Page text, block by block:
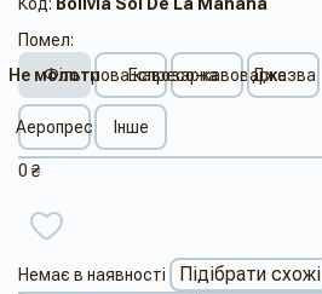
Помел:
Не молоти
Фільтрова кавоварка
Еспресо-кавоварка
Джезва
Аеропрес Інше
0 ₴
Немає в наявності Підібрати схожі